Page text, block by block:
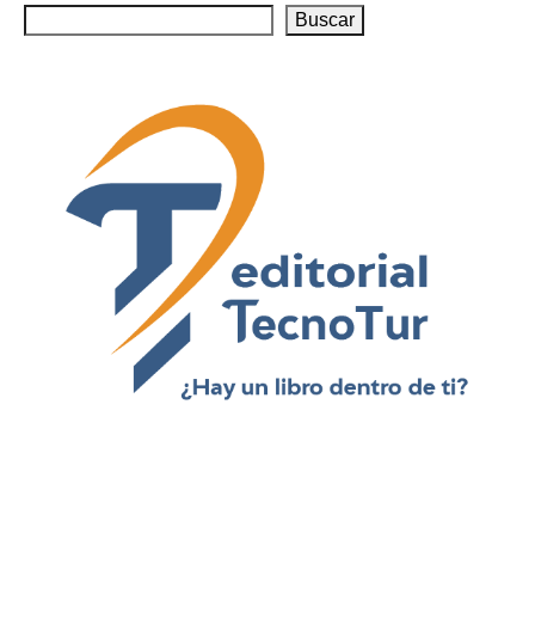
Buscar